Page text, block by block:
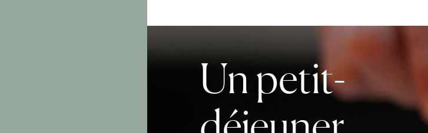
Un petit-